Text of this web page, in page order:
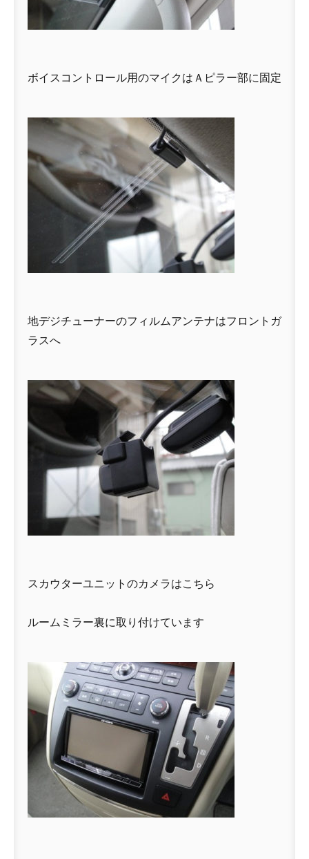
ボイスコントロール用のマイクはＡピラー部に固定
地デジチューナーのフィルムアンテナはフロントガ
ラスへ
スカウターユニットのカメラはこちら
ルームミラー裏に取り付けています